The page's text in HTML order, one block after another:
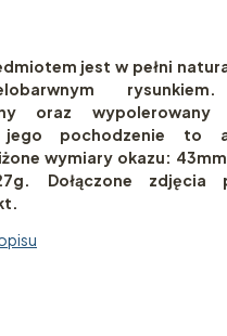
jest w pełni
oraz wypolerowany
pochodzenie to
wymiary okazu:
Dołączone zdjęcia